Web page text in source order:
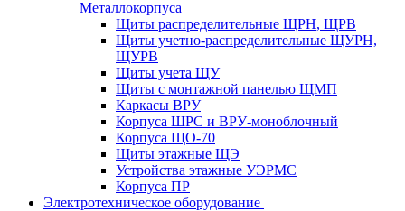
Металлокорпуса
Щиты распределительные ЩРН, ЩРВ
Щиты учетно-распределительные ЩУРН,
ЩУРВ
Щиты учета ЩУ
Щиты с монтажной панелью ЩМП
Каркасы ВРУ
Корпуса ШРС и ВРУ-моноблочный
Корпуса ЩО-70
Щиты этажные ЩЭ
Устройства этажные УЭРМС
Корпуса ПР
Электротехническое оборудование